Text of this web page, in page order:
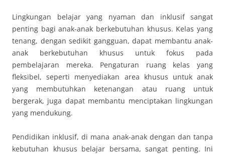
Lingkungan belajar yang nyaman dan inklusif sangat
penting bagi anak-anak berkebutuhan khusus. Kelas yang
tenang, dengan sedikit gangguan, dapat membantu anak-
anak berkebutuhan khusus untuk fokus pada
pembelajaran mereka. Pengaturan ruang kelas yang
fleksibel, seperti menyediakan area khusus untuk anak
yang membutuhkan ketenangan atau ruang untuk
bergerak, juga dapat membantu menciptakan lingkungan
yang mendukung.
Pendidikan inklusif, di mana anak-anak dengan dan tanpa
kebutuhan khusus belajar bersama, sangat penting. Ini